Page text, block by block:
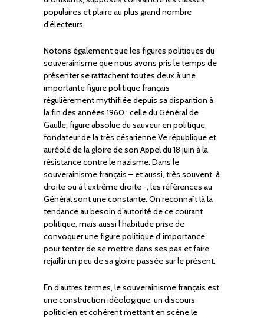
populaires et plaire au plus grand nombre
d’électeurs.
Notons également que les figures politiques du
souverainisme que nous avons pris le temps de
présenter se rattachent toutes deux à une
importante figure politique français
régulièrement mythifiée depuis sa disparition à
la fin des années 1960 : celle du Général de
Gaulle, figure absolue du sauveur en politique,
fondateur de la très césarienne Ve république et
auréolé de la gloire de son Appel du 18 juin à la
résistance contre le nazisme. Dans le
souverainisme français – et aussi, très souvent, à
droite ou à l’extrême droite -, les références au
Général sont une constante. On reconnaît là la
tendance au besoin d’autorité de ce courant
politique, mais aussi l’habitude prise de
convoquer une figure politique d’importance
pour tenter de se mettre dans ses pas et faire
rejaillir un peu de sa gloire passée sur le présent.
En d’autres termes, le souverainisme français est
une construction idéologique, un discours
politicien et cohérent mettant en scène le